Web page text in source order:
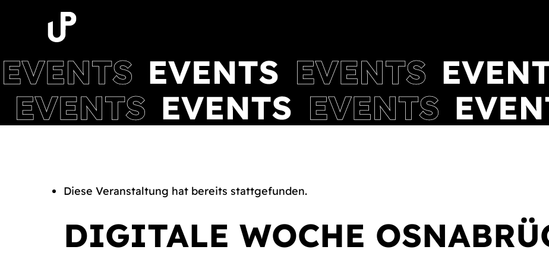
Diese Veranstaltung hat bereits stattgefunden.
DIGITALE WOCHE